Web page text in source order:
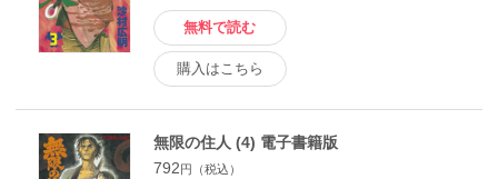
無料で読む
購入はこちら
無限の住人 (4) 電子書籍版
792 円（税込）